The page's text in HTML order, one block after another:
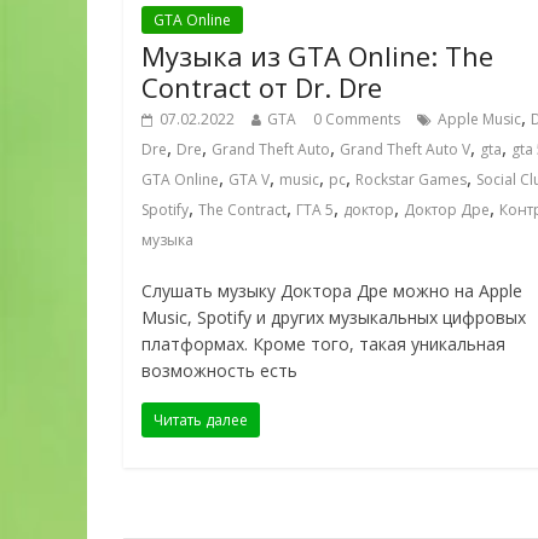
GTA Online
Музыка из GTA Online: The
Contract от Dr. Dre
07.02.2022 GTA 0 Comments Apple Music,
Dre, Dre, Grand Theft Auto, Grand Theft Auto V, gta, gta
GTA Online, GTA V, music, pc, Rockstar Games, Social
Spotify, The Contract, ГТА 5, доктор, Доктор Дре,
музыка
Слушать музыку Доктора Дре можно на Apple
Music, Spotify и других музыкальных цифровых
платформах. Кроме того, такая уникальная
возможность есть
Читать далее